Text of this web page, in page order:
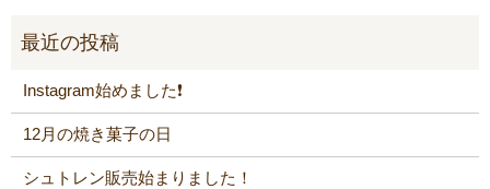
Instagram始めました❗️
12月の焼き菓子の日
シュトレン販売始まりました！